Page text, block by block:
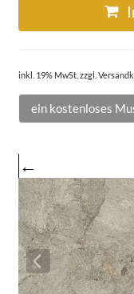
inkl. 19% MwSt. zzgl.
ein kostenloses
←